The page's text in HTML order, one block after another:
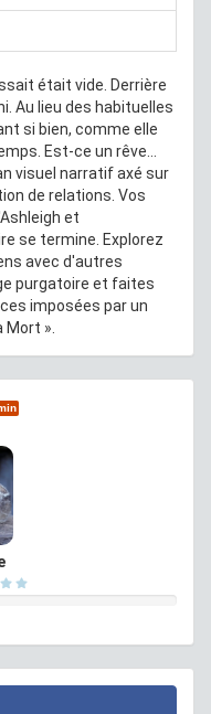
était vide. Derrière
Au lieu des habituelles
si bien, comme elle
Est-ce un rêve...
visuel narratif axé sur
de relations. Vos
et
se termine. Explorez
avec d'autres
purgatoire et faites
imposées par un
».